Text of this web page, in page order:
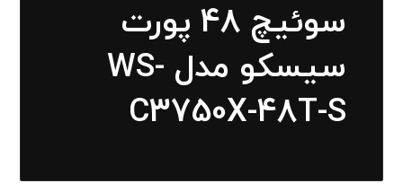
سوئیچ 48 پورت
سیسکو مدل WS-
C3750X-48T-S